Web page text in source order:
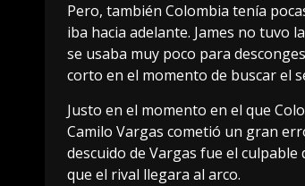
Pero, también Colombia tenía
iba hacia adelante. James no tuvo
se usaba muy poco para
corto en el momento de buscar el
Justo en el momento en el que
Camilo Vargas cometió un gran
descuido de Vargas fue el
que el rival llegara al arco.